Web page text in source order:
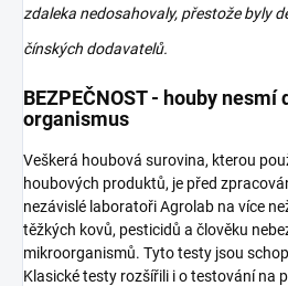
zdaleka nedosahovaly, přestože byly
čínských dodavatelů.
BEZPEČNOST - houby
organismus
Veškerá houbová surovina, kterou
houbových produktů, je před
nezávislé laboratoři Agrolab na více
těžkých kovů, pesticidů a člověku
mikroorganismů. Tyto testy jsou
Klasické testy rozšířili i o testování na